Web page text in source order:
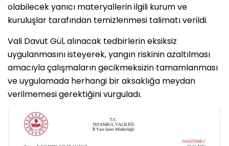
olabilecek yanıcı materyallerin ilgili kurum ve
kuruluşlar tarafından temizlenmesi talimatı verildi.
Vali Davut Gül, alınacak tedbirlerin eksiksiz
uygulanmasını isteyerek, yangın riskinin azaltılması
amacıyla çalışmaların gecikmeksizin tamamlanması
ve uygulamada herhangi bir aksaklığa meydan
verilmemesi gerektiğini vurguladı.